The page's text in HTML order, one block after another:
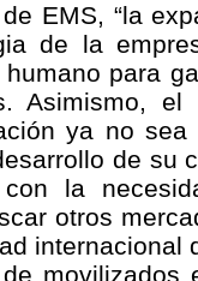
EMS, “la
de la
para
Asimismo, el
ya no
de su
la
otros
internacional
movilizados